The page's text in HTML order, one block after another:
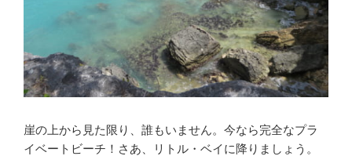
崖の上から見た限り、誰もいません。今なら完全なプラ
イベートビーチ！さあ、リトル・ベイに降りましょう。